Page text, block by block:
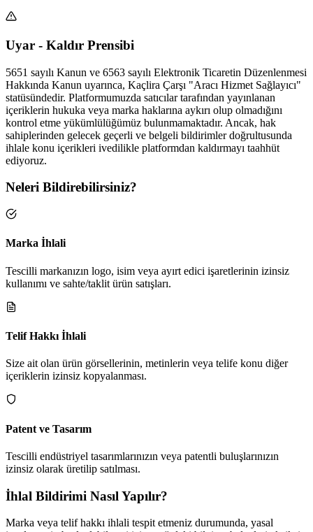
Uyar - Kaldır Prensibi
5651 sayılı Kanun ve 6563 sayılı Elektronik Ticaretin Düzenlenmesi
Hakkında Kanun uyarınca, Kaçlira Çarşı "Aracı Hizmet Sağlayıcı"
statüsündedir. Platformumuzda satıcılar tarafından yayınlanan
içeriklerin hukuka veya marka haklarına aykırı olup olmadığını
kontrol etme yükümlülüğümüz bulunmamaktadır. Ancak, hak
sahiplerinden gelecek geçerli ve belgeli bildirimler doğrultusunda
ihlale konu içerikleri ivedilikle platformdan kaldırmayı taahhüt
ediyoruz.
Neleri Bildirebilirsiniz?
Marka İhlali
Tescilli markanızın logo, isim veya ayırt edici işaretlerinin izinsiz
kullanımı ve sahte/taklit ürün satışları.
Telif Hakkı İhlali
Size ait olan ürün görsellerinin, metinlerin veya telife konu diğer
içeriklerin izinsiz kopyalanması.
Patent ve Tasarım
Tescilli endüstriyel tasarımlarınızın veya patentli buluşlarınızın
izinsiz olarak üretilip satılması.
İhlal Bildirimi Nasıl Yapılır?
Marka veya telif hakkı ihlali tespit etmeniz durumunda, yasal